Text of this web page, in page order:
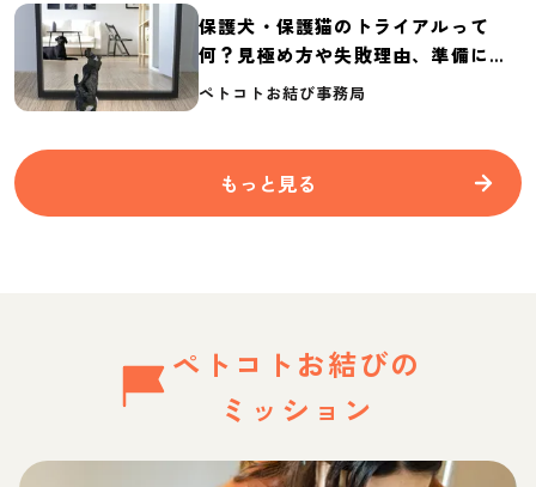
保護犬・保護猫のトライアルって
何？見極め方や失敗理由、準備に必
要なものを紹介
ペトコトお結び事務局
もっと見る
ペトコトお結びの
ミッション